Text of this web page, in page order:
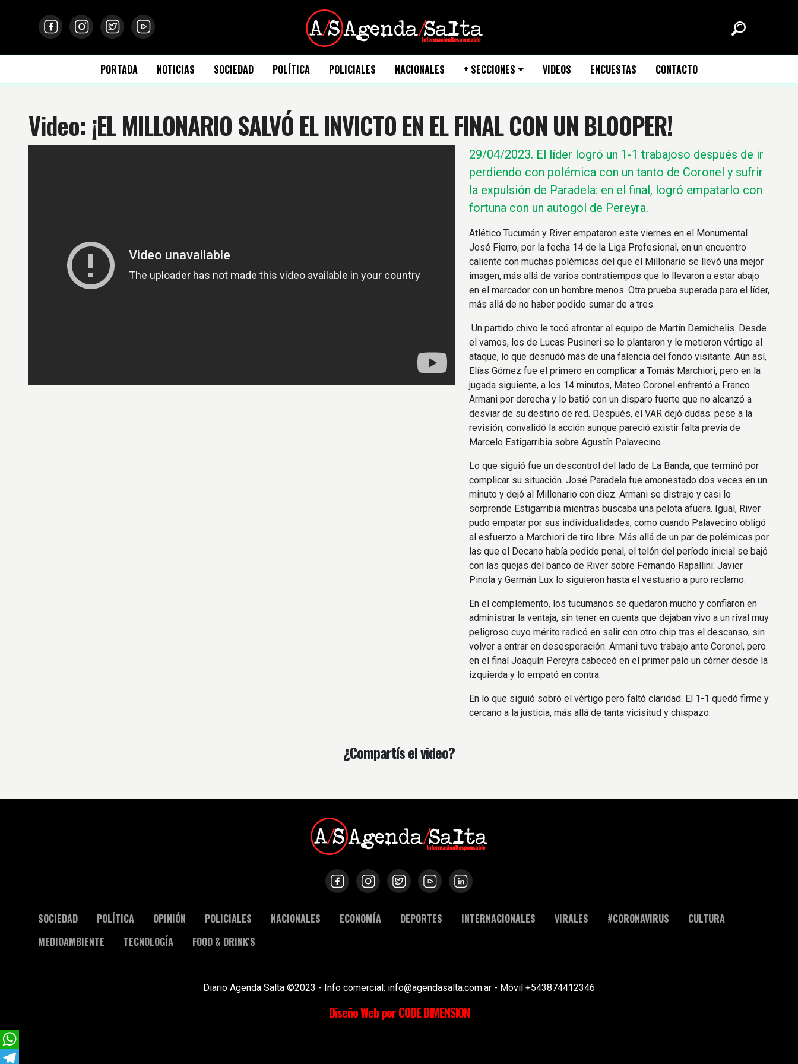
PORTADA NOTICIAS SOCIEDAD POLÍTICA POLICIALES NACIONALES + SECCIONES VIDEOS ENCUESTAS CONTACTO
Video: ¡EL MILLONARIO SALVÓ EL INVICTO EN EL FINAL CON UN BLOOPER!
29/04/2023. El líder logró un 1-1 trabajoso después de ir
perdiendo con polémica con un tanto de Coronel y sufrir
la expulsión de Paradela: en el final, logró empatarlo con
fortuna con un autogol de Pereyra.
Atlético Tucumán y River empataron este viernes en el Monumental
José Fierro, por la fecha 14 de la Liga Profesional, en un encuentro
caliente con muchas polémicas del que el Millonario se llevó una mejor
imagen, más allá de varios contratiempos que lo llevaron a estar abajo
en el marcador con un hombre menos. Otra prueba superada para el líder,
más allá de no haber podido sumar de a tres.
Un partido chivo le tocó afrontar al equipo de Martín Demichelis. Desde
el vamos, los de Lucas Pusineri se le plantaron y le metieron vértigo al
ataque, lo que desnudó más de una falencia del fondo visitante. Aún así,
Elías Gómez fue el primero en complicar a Tomás Marchiori, pero en la
jugada siguiente, a los 14 minutos, Mateo Coronel enfrentó a Franco
Armani por derecha y lo batió con un disparo fuerte que no alcanzó a
desviar de su destino de red. Después, el VAR dejó dudas: pese a la
revisión, convalidó la acción aunque pareció existir falta previa de
Marcelo Estigarribia sobre Agustín Palavecino.
Lo que siguió fue un descontrol del lado de La Banda, que terminó por
complicar su situación. José Paradela fue amonestado dos veces en un
minuto y dejó al Millonario con diez. Armani se distrajo y casi lo
sorprende Estigarribia mientras buscaba una pelota afuera. Igual, River
pudo empatar por sus individualidades, como cuando Palavecino obligó
al esfuerzo a Marchiori de tiro libre. Más allá de un par de polémicas por
las que el Decano había pedido penal, el telón del período inicial se bajó
con las quejas del banco de River sobre Fernando Rapallini: Javier
Pinola y Germán Lux lo siguieron hasta el vestuario a puro reclamo.
En el complemento, los tucumanos se quedaron mucho y confiaron en
administrar la ventaja, sin tener en cuenta que dejaban vivo a un rival muy
peligroso cuyo mérito radicó en salir con otro chip tras el descanso, sin
volver a entrar en desesperación. Armani tuvo trabajo ante Coronel, pero
en el final Joaquín Pereyra cabeceó en el primer palo un córner desde la
izquierda y lo empató en contra.
En lo que siguió sobró el vértigo pero faltó claridad. El 1-1 quedó firme y
cercano a la justicia, más allá de tanta vicisitud y chispazo.
¿Compartís el video?
SOCIEDAD POLÍTICA OPINIÓN POLICIALES NACIONALES ECONOMÍA DEPORTES INTERNACIONALES VIRALES #CORONAVIRUS
CULTURA
MEDIOAMBIENTE
TECNOLOGÍA FOOD & DRINK'S
Diario Agenda Salta ©2023 - Info comercial: info@agendasalta.com.ar - Móvil +543874412346
Diseño Web por CODE DIMENSION
WhatsApp